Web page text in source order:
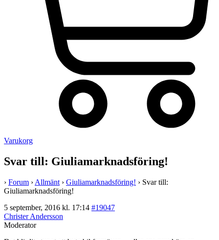
Varukorg
Svar till: Giuliamarknadsföring!
› Forum › Allmänt › Giuliamarknadsföring! › Svar till:
Giuliamarknadsföring!
5 september, 2016 kl. 17:14 #19047
Christer Andersson
Moderator